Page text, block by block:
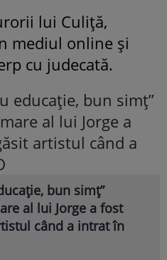
lui Culiță,
mediul online și
cu judecată.
bun simț”
al lui Jorge a fost
când a intrat în